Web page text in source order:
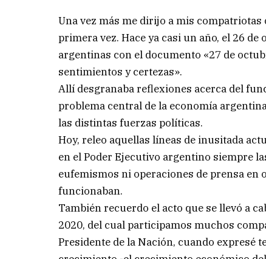
Una vez más me dirijo a mis
primera vez. Hace ya casi un año, el 26
argentinas con el documento «27 de
sentimientos y certezas».
Allí desgranaba reflexiones acerca del
problema central de la economía
las distintas fuerzas políticas.
Hoy, releo aquellas líneas de inusitada
en el Poder Ejecutivo argentino siempre
eufemismos ni operaciones de prensa
funcionaban.
También recuerdo el acto que se llevó a
2020, del cual participamos muchos
Presidente de la Nación, cuando expresé